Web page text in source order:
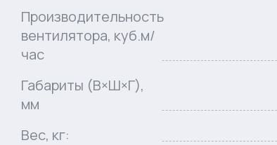
Производительность
вентилятора, куб.м/
час
Габариты (В×Ш×Г),
мм
Вес, кг: